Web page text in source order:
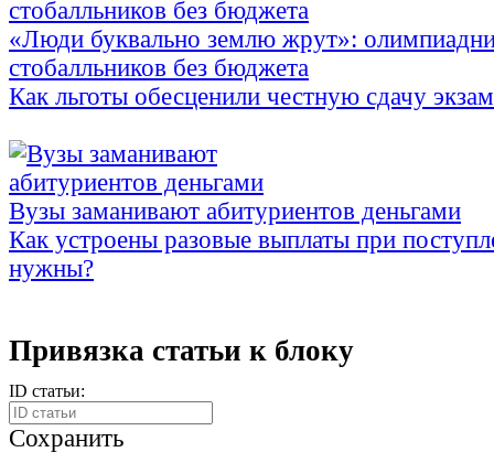
«Люди буквально землю жрут»:
стобалльников без бюджета
Как льготы обесценили честную сдачу
Вузы заманивают абитуриентов деньгами
Как устроены разовые выплаты при
нужны?
Привязка статьи к блоку
ID статьи:
Сохранить